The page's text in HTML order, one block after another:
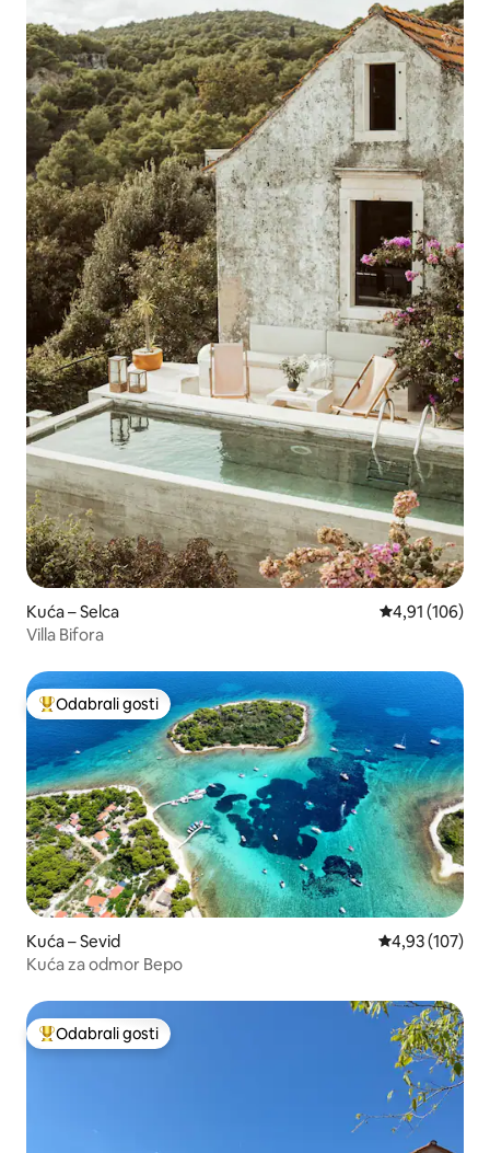
Kuća – Selca Prosječna
4,91 (106)
Villa Bifora
Među najviše rangiranima s oznakom „Odabrali gosti”
Odabrali gosti
Kuća – Sevid Prosječna
4,93 (107)
Kuća za odmor Bepo
Među najviše rangiranima s oznakom „Odabrali gosti”
Odabrali gosti